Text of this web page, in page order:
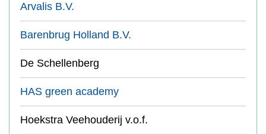
Arvalis B.V.
Barenbrug Holland B.V.
De Schellenberg
HAS green academy
Hoekstra Veehouderij v.o.f.